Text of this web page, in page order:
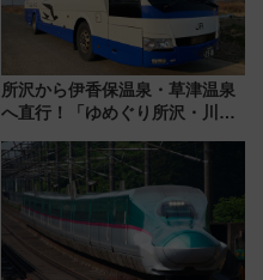
所沢から伊香保温泉・草津温泉
へ直行！「ゆめぐり所沢・川越
軽に 運行ダイヤ・運賃を解説